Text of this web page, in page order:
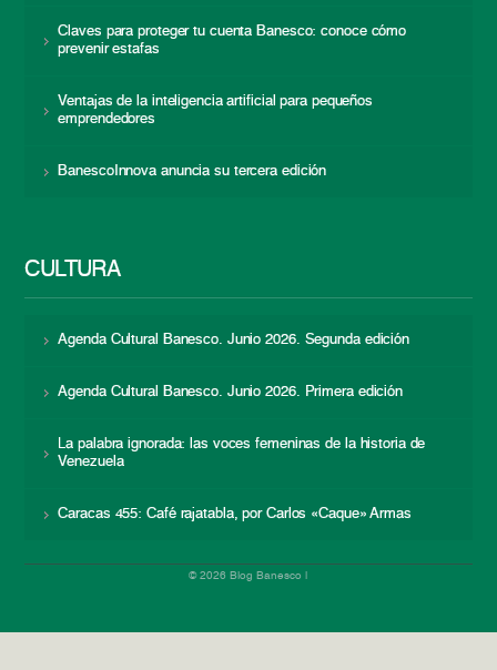
Claves para proteger tu cuenta Banesco: conoce cómo
prevenir estafas
Ventajas de la inteligencia artificial para pequeños
emprendedores
BanescoInnova anuncia su tercera edición
CULTURA
Agenda Cultural Banesco. Junio 2026. Segunda edición
Agenda Cultural Banesco. Junio 2026. Primera edición
La palabra ignorada: las voces femeninas de la historia de
Venezuela
Caracas 455: Café rajatabla, por Carlos «Caque» Armas
© 2026 Blog Banesco |